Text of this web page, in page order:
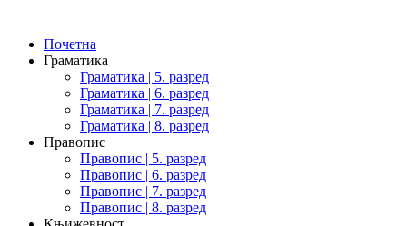
Почетна
Граматика
Граматика | 5. разред
Граматика | 6. разред
Граматика | 7. разред
Граматика | 8. разред
Правопис
Правопис | 5. разред
Правопис | 6. разред
Правопис | 7. разред
Правопис | 8. разред